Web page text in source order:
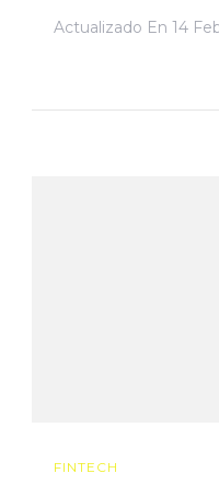
Actualizado En 14
FINTECH